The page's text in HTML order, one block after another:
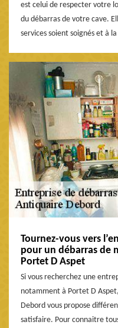
est celui de respecter votre
du débarras de votre cave.
services soient soignés et à
Tournez-vous vers
pour un débarras de
Portet D Aspet
Si vous recherchez une
notamment à Portet D
Debord vous propose
satisfaire. Pour connaitre